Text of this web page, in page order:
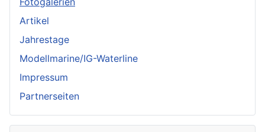
Artikel
Jahrestage
Modellmarine/IG-Waterline
Impressum
Partnerseiten